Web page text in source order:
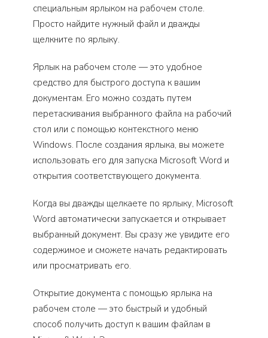
специальным ярлыком на рабочем столе.
Просто найдите нужный файл и дважды
щелкните по ярлыку.
Ярлык на рабочем столе — это удобное
средство для быстрого доступа к вашим
документам. Его можно создать путем
перетаскивания выбранного файла на рабочий
стол или с помощью контекстного меню
Windows. После создания ярлыка, вы можете
использовать его для запуска Microsoft Word и
открытия соответствующего документа.
Когда вы дважды щелкаете по ярлыку, Microsoft
Word автоматически запускается и открывает
выбранный документ. Вы сразу же увидите его
содержимое и сможете начать редактировать
или просматривать его.
Открытие документа с помощью ярлыка на
рабочем столе — это быстрый и удобный
способ получить доступ к вашим файлам в